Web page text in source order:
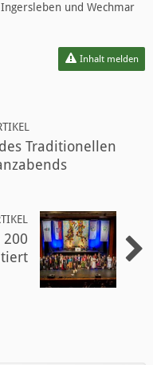
und Wechmar
Inhalt melden
Traditionellen